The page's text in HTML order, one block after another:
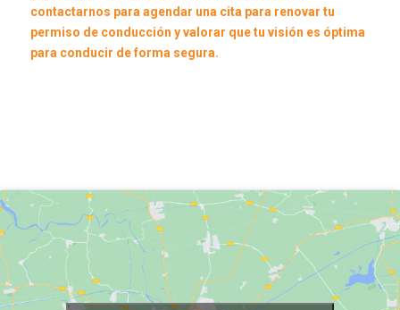
contactarnos para agendar una cita para renovar tu
permiso de conducción y valorar que tu visión es óptima
para conducir de forma segura.